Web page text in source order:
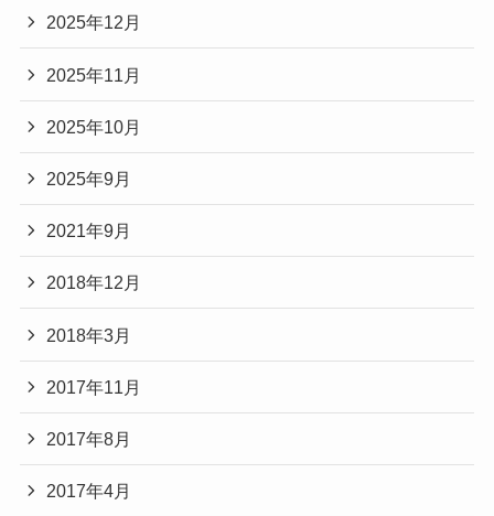
2025年12月
2025年11月
2025年10月
2025年9月
2021年9月
2018年12月
2018年3月
2017年11月
2017年8月
2017年4月